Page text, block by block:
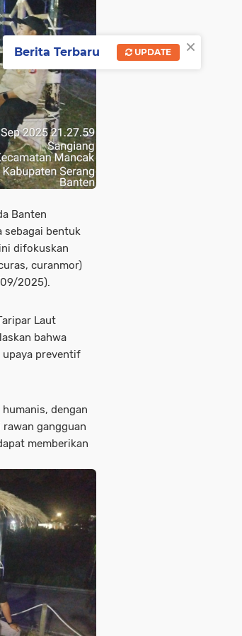
Banten
sebagai bentuk
difokuskan
curanmor)
2025).
Laut
bahwa
upaya preventif
dengan
gangguan
memberikan
×
Berita Terbaru UPDATE